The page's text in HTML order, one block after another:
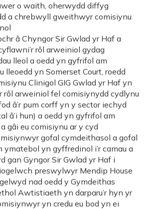
o waith, oherwydd diffyg
a chrebwyll gweithwyr comisiynu
â Chyngor Sir Gwlad yr Haf a
rôl arweiniol gydag
lleol a oedd yn gyfrifol am
lleoedd yn Somerset Court, roedd
Clinigol GIG Gwlad yr Haf yn
rôl arweiniol fel comisiynydd cydlynu
â’r pum corff yn y sector iechyd
â’i hun) a oedd yn gyfrifol am
gâi eu comisiynu ar y cyd
gofal cymdeithasol a gofal
ymatebol yn gyffredinol i’r camau a
gan Gyngor Sir Gwlad yr Haf i
preswylwyr Mendip House
nad oedd y Gymdeithas
Awtistiaeth yn darparu’r hyn yr
yn credu eu bod yn ei